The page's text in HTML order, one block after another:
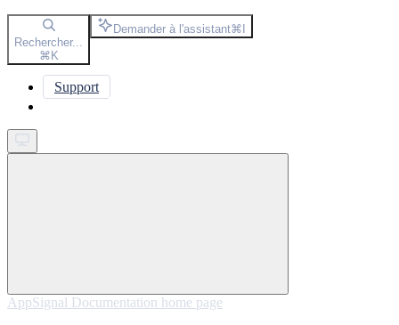
Rechercher...
⌘K
Demander à l'assistant⌘I
Support
AppSignal Documentation home page